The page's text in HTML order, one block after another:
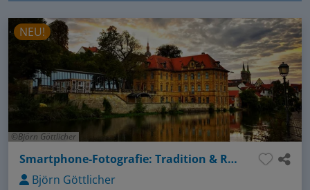
Björn Göttlicher
NEU!
Smartphone-Fotografie: Tradition & Reportage im Fokus
Björn Göttlicher